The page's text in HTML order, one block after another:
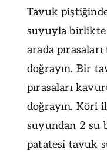
Tavuk
suyuyla birlikte
arada
doğrayın. Bir
pırasaları
doğrayın. Köri
suyundan 2 su
patatesi tavuk